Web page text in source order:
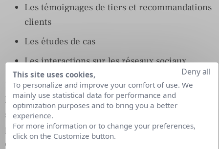
Les témoignages de tiers et recommandations
clients
Les études de cas
Les interactions sur les réseaux sociaux
Une stratégie de Earned Media est en réalité
l’articulation d’une stratégie de contenus avec une
stratégie d’influence :
prédilection historiques des professionnels de la
communication !
This site uses cookies,
To personalize and improve your comfort of use. We
mainly use statistical data for performance and
optimization purposes and to bring you a better
experience.
For more information or to change your preferences,
click on the Customize button.
Deny all